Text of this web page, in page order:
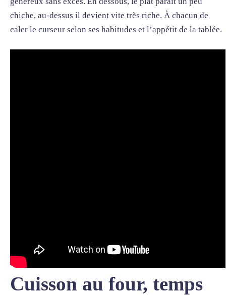
chiche, au-dessus il devient vite très riche. À chacun de
caler le curseur selon ses habitudes et l’appétit de la tablée.
Cuisson au four, temps